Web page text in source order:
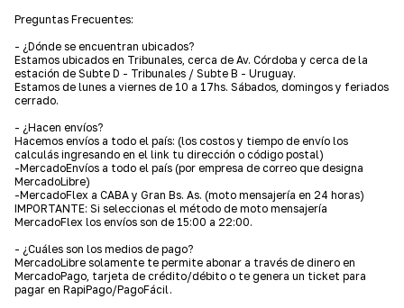
Preguntas Frecuentes:
- ¿Dónde se encuentran ubicados?
Estamos ubicados en Tribunales, cerca de Av. Córdoba y cerca de la
estación de Subte D - Tribunales / Subte B - Uruguay.
Estamos de lunes a viernes de 10 a 17hs. Sábados, domingos y feriados
cerrado.
- ¿Hacen envíos?
Hacemos envíos a todo el país: (los costos y tiempo de envío los
calculás ingresando en el link tu dirección o código postal)
-MercadoEnvíos a todo el país (por empresa de correo que designa
MercadoLibre)
-MercadoFlex a CABA y Gran Bs. As. (moto mensajería en 24 horas)
IMPORTANTE: Si seleccionas el método de moto mensajería
MercadoFlex los envíos son de 15:00 a 22:00.
- ¿Cuáles son los medios de pago?
MercadoLibre solamente te permite abonar a través de dinero en
MercadoPago, tarjeta de crédito/débito o te genera un ticket para
pagar en RapiPago/PagoFácil.